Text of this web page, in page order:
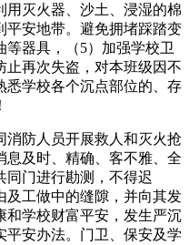
用灭火器、沙土、浸湿的棉
平安地带。避免拥堵踩踏变
器具，（5）加强学校卫
止再次失盗，对本班级因不
悉学校各个沉点部位的、存
防人员开展救人和灭火抢
及时、精确、客不雅、全
同门进行勘测，不得迟
及工做中的缝隙，并向其发
和学校财富平安，发生严沉
平安办法。门卫、保安及学